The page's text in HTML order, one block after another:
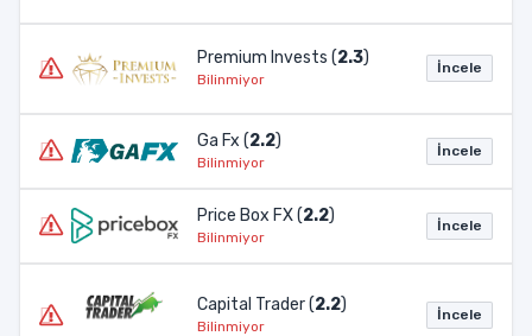
Premium Invests (2.3)
Bilinmiyor
İncele
Ga Fx (2.2)
Bilinmiyor
İncele
Price Box FX (2.2)
Bilinmiyor
İncele
Capital Trader (2.2)
Bilinmiyor
İncele